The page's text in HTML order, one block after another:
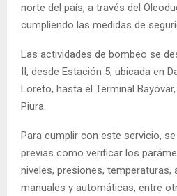
norte del país, a través del
cumpliendo las medidas de
Las actividades de bombeo se
II, desde Estación 5, ubicada en
Loreto, hasta el Terminal
Piura.
Para cumplir con este servicio,
previas como verificar los
niveles, presiones, temperaturas,
manuales y automáticas, entre